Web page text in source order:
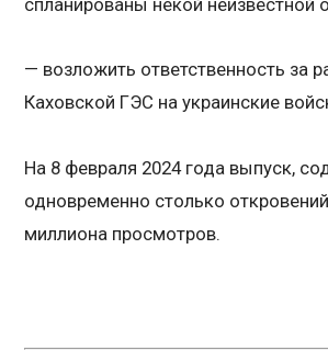
спланированы некой неизвестной
— возложить ответственность за
Каховской ГЭС на украинские
На 8 февраля 2024 года выпуск,
одновременно столько
миллиона просмотров.